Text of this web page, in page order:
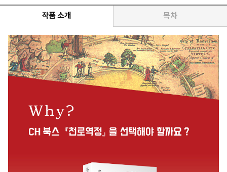
작품 소개 목차